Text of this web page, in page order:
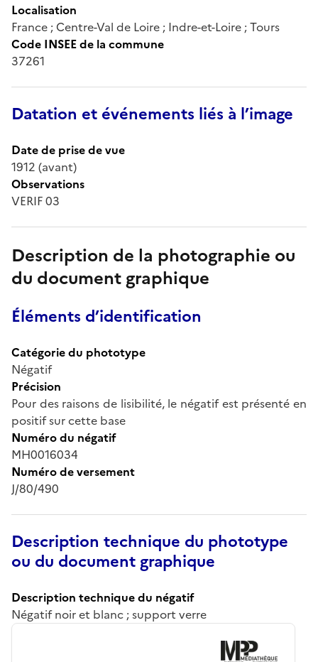
Localisation
France ; Centre-Val de Loire ; Indre-et-Loire ; Tours
Code INSEE de la commune
37261
Datation et événements liés à l’image
Date de prise de vue
1912 (avant)
Observations
VERIF 03
Description de la photographie ou
du document graphique
Éléments d’identification
Catégorie du phototype
Négatif
Précision
Pour des raisons de lisibilité, le négatif est présenté en
positif sur cette base
Numéro du négatif
MH0016034
Numéro de versement
J/80/490
Description technique du phototype
ou du document graphique
Description technique du négatif
Négatif noir et blanc ; support verre